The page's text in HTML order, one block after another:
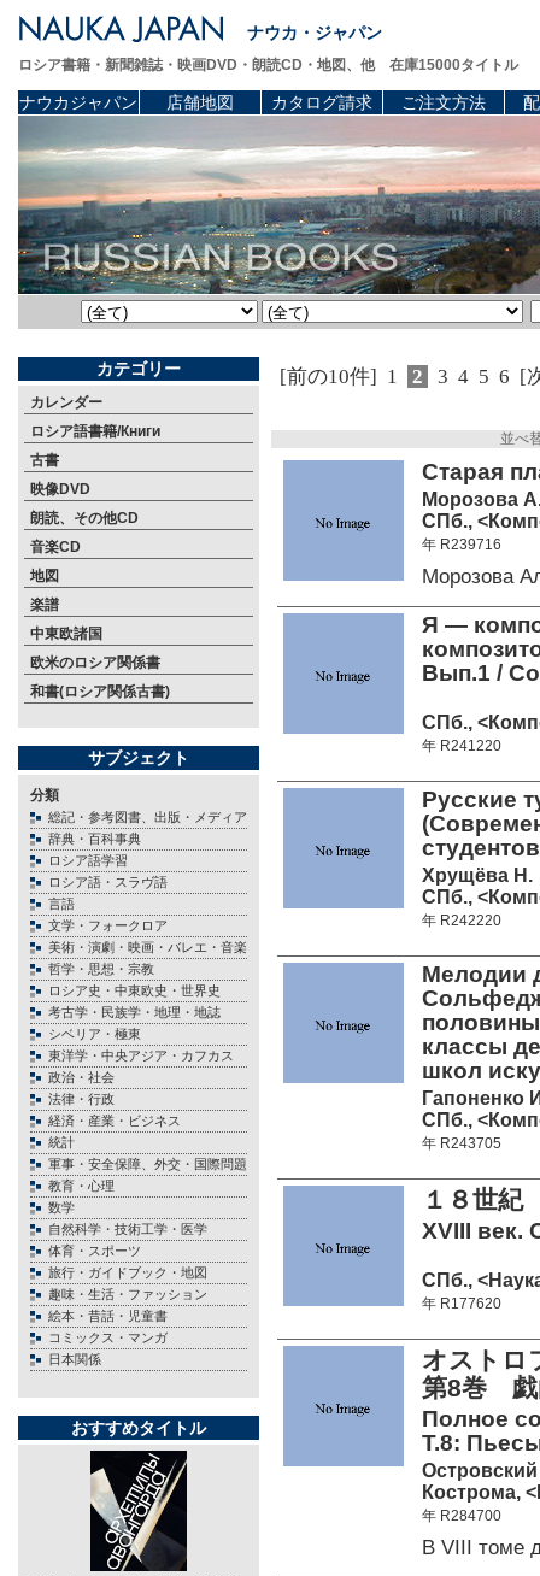
ナウカ・ジャパン
ロシア書籍・新聞雑誌・映画DVD・朗読CD・地図、他 在庫15000タイトル
ナウカジャパン 店舗地図 カタログ請求 ご注文方法
カテゴリー
カレンダー
ロシア語書籍/Книги
古書
映像DVD
朗読、その他CD
音楽CD
地図
楽譜
中東欧諸国
欧米のロシア関係書
和書(ロシア関係古書)
サブジェクト
分類
総記・参考図書、出版・メディア
辞典・百科事典
ロシア語学習
ロシア語・スラヴ語
言語
文学・フォークロア
美術・演劇・映画・バレエ・音楽
哲学・思想・宗教
ロシア史・中東欧史・世界史
考古学・民族学・地理・地誌
シベリア・極東
東洋学・中央アジア・カフカス
政治・社会
法律・行政
経済・産業・ビジネス
統計
軍事・安全保障、外交・国際問題
教育・心理
数学
自然科学・技術工学・医学
体育・スポーツ
旅行・ガイドブック・地図
趣味・生活・ファッション
絵本・昔話・児童書
コミックス・マンガ
日本関係
おすすめタイトル
[前の10件] 1 2 3 4 5 6 [
並べ
Старая
Морозова
СПб.,
年 R239716
Морозова
Я —
Вып.1 /
СПб.,
年 R241220
Русские
Хрущёва Н.
СПб.,
年 R242220
Мелодии
половины
классы
школ
Гапоненко
СПб.,
年 R243705
１８世
XVIII век.
СПб.,
年 R177620
オスト
第8巻 戯
Полное
Т.8:
Кострома,
年 R284700
В VIII томе